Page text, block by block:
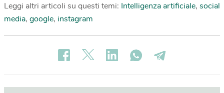
Leggi altri articoli su questi temi: Intelligenza artificiale, social
media, google, instagram